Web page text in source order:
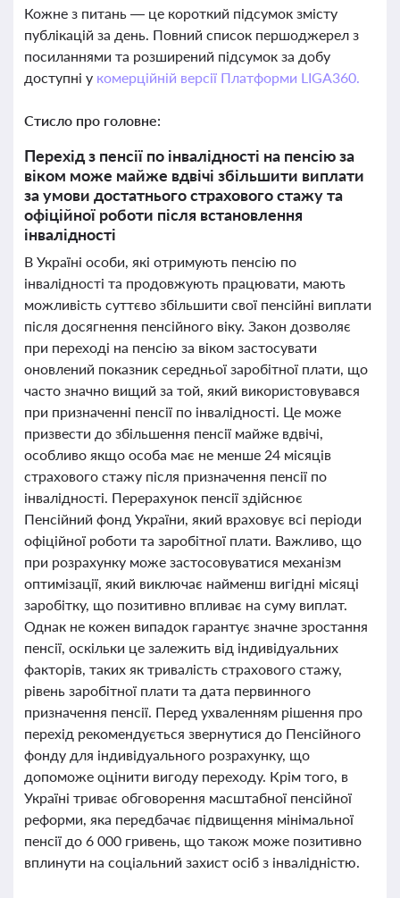
Кожне з питань — це короткий підсумок змісту
публікацій за день. Повний список першоджерел з
посиланнями та розширений підсумок за добу
доступні у комерційній версії Платформи LIGA360.
Стисло про головне:
Перехід з пенсії по інвалідності на пенсію за
віком може майже вдвічі збільшити виплати
за умови достатнього страхового стажу та
офіційної роботи після встановлення
інвалідності
В Україні особи, які отримують пенсію по
інвалідності та продовжують працювати, мають
можливість суттєво збільшити свої пенсійні виплати
після досягнення пенсійного віку. Закон дозволяє
при переході на пенсію за віком застосувати
оновлений показник середньої заробітної плати, що
часто значно вищий за той, який використовувався
при призначенні пенсії по інвалідності. Це може
призвести до збільшення пенсії майже вдвічі,
особливо якщо особа має не менше 24 місяців
страхового стажу після призначення пенсії по
інвалідності. Перерахунок пенсії здійснює
Пенсійний фонд України, який враховує всі періоди
офіційної роботи та заробітної плати. Важливо, що
при розрахунку може застосовуватися механізм
оптимізації, який виключає найменш вигідні місяці
заробітку, що позитивно впливає на суму виплат.
Однак не кожен випадок гарантує значне зростання
пенсії, оскільки це залежить від індивідуальних
факторів, таких як тривалість страхового стажу,
рівень заробітної плати та дата первинного
призначення пенсії. Перед ухваленням рішення про
перехід рекомендується звернутися до Пенсійного
фонду для індивідуального розрахунку, що
допоможе оцінити вигоду переходу. Крім того, в
Україні триває обговорення масштабної пенсійної
реформи, яка передбачає підвищення мінімальної
пенсії до 6 000 гривень, що також може позитивно
вплинути на соціальний захист осіб з інвалідністю.